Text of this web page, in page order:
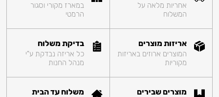
אחריות מלאה על
המשלוח
במארז מקורי וסגור
הרמטי
אריזות מוצרים
המוצרים ארוזים באריזות
מקוריות
בדיקת משלוח
כל אריזה נבדקת ע"י
מנהל החנות
מוצרים שבירים משלוח עד הבית